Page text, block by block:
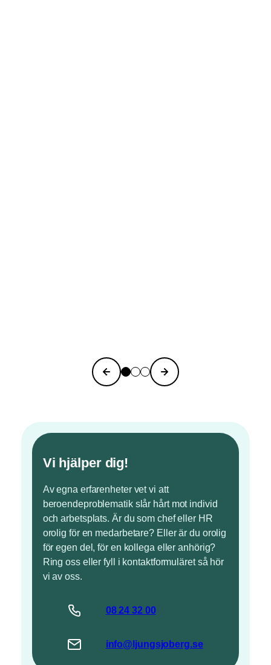
Vi hjälper dig!
Av egna erfarenheter vet vi att
beroendeproblematik slår hårt mot individ
och arbetsplats. Är du som chef eller HR
orolig för en medarbetare? Eller är du orolig
för egen del, för en kollega eller anhörig?
Ring oss eller fyll i kontaktformuläret så hör
vi av oss.
08 24 32 00
info@ljungsjoberg.se